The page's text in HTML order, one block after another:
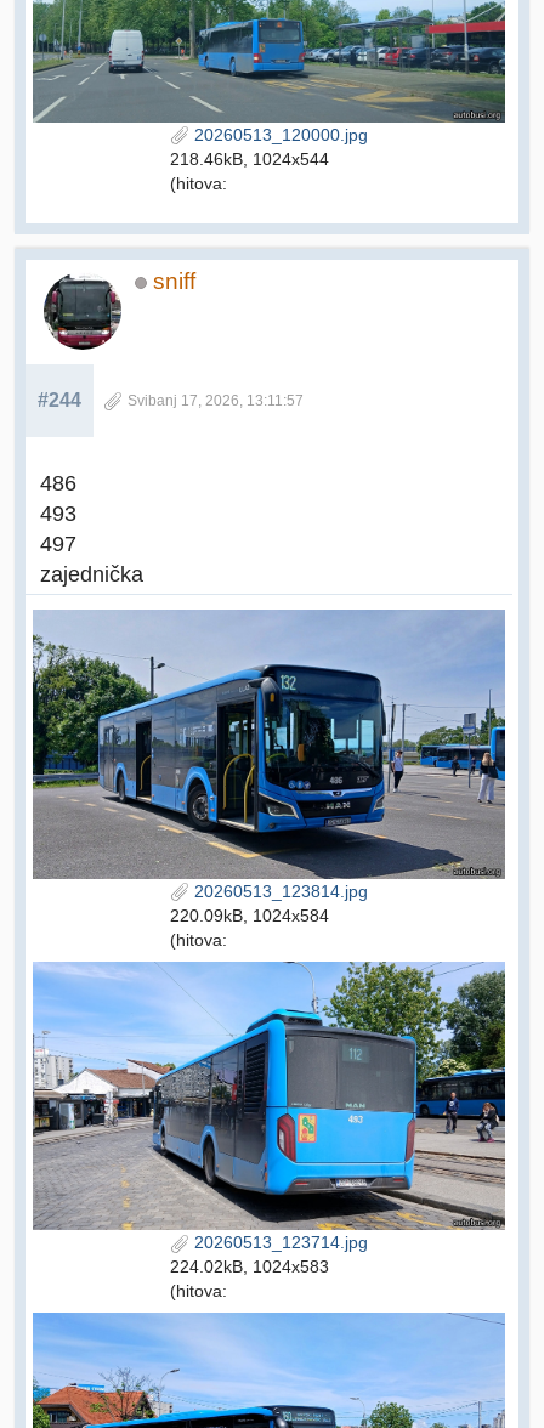
20260513_120000.jpg
218.46kB, 1024x544
(hitova:
sniff
#244 Svibanj 17, 2026, 13:11:57
486
493
497
zajednička
20260513_123814.jpg
220.09kB, 1024x584
(hitova:
20260513_123714.jpg
224.02kB, 1024x583
(hitova: